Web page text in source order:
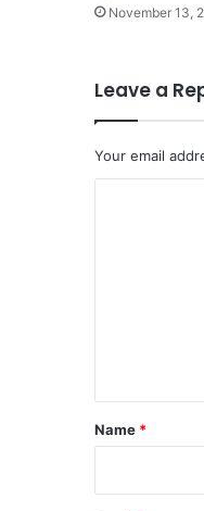
November 13,
Leave a
Your email
*
Name *